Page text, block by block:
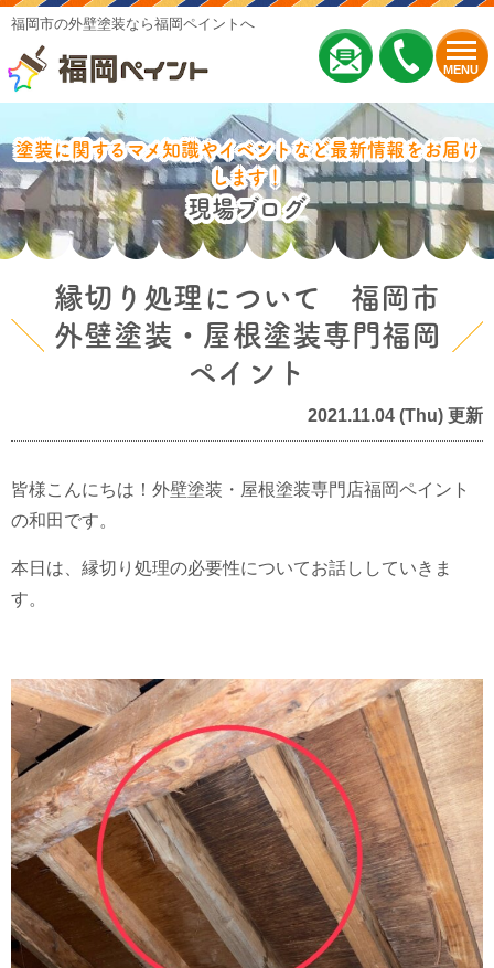
MENU
福岡市の外壁塗装なら福岡ペイントへ
塗装に関するマメ知識やイベントなど最新情報をお届け
します！
現場ブログ
縁切り処理について 福岡市
外壁塗装・屋根塗装専門福岡
ペイント
2021.11.04 (Thu) 更新
皆様こんにちは！外壁塗装・屋根塗装専門店福岡ペイント
の和田です。
本日は、縁切り処理の必要性についてお話ししていきま
す。